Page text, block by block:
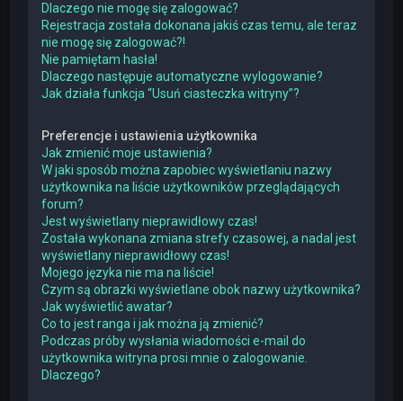
Dlaczego nie mogę się zalogować?
Rejestracja została dokonana jakiś czas temu, ale teraz
nie mogę się zalogować?!
Nie pamiętam hasła!
Dlaczego następuje automatyczne wylogowanie?
Jak działa funkcja “Usuń ciasteczka witryny”?
Preferencje i ustawienia użytkownika
Jak zmienić moje ustawienia?
W jaki sposób można zapobiec wyświetlaniu nazwy
użytkownika na liście użytkowników przeglądających
forum?
Jest wyświetlany nieprawidłowy czas!
Została wykonana zmiana strefy czasowej, a nadal jest
wyświetlany nieprawidłowy czas!
Mojego języka nie ma na liście!
Czym są obrazki wyświetlane obok nazwy użytkownika?
Jak wyświetlić awatar?
Co to jest ranga i jak można ją zmienić?
Podczas próby wysłania wiadomości e-mail do
użytkownika witryna prosi mnie o zalogowanie.
Dlaczego?